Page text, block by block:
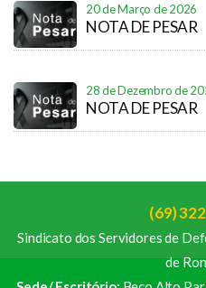
20 de Março de 2026
NOTA DE PESAR
28 de Dezembro de
NOTA DE PESAR
(69)
Sindicato dos Servidores de
de